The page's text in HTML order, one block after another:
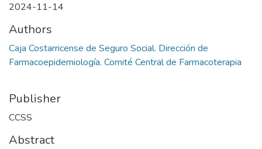
2024-11-14
Authors
Caja Costarricense de Seguro Social. Dirección de
Farmacoepidemiología. Comité Central de Farmacoterapia
Publisher
CCSS
Abstract